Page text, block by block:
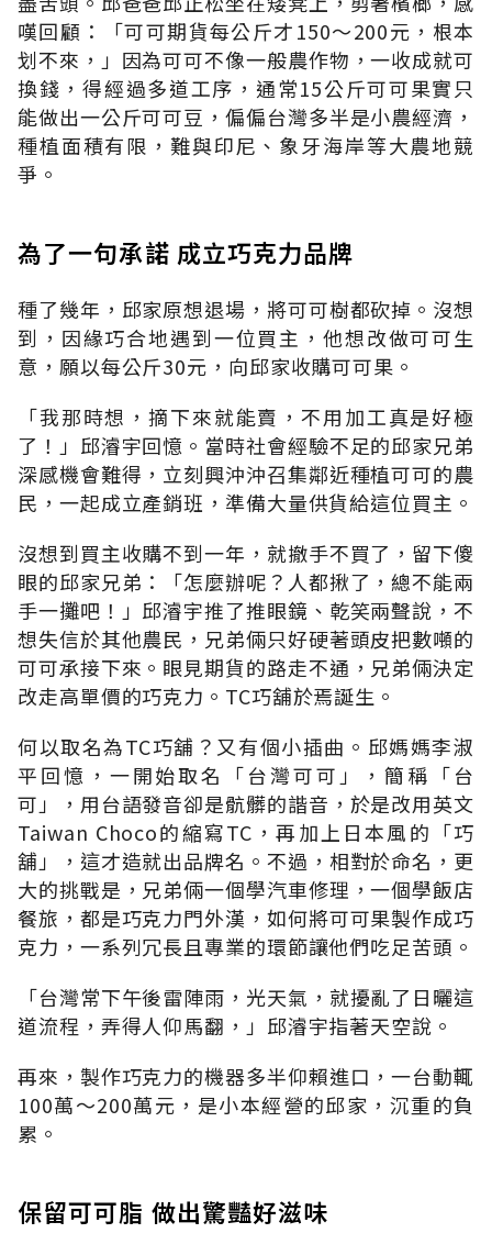
嘆回顧：「可可期貨每公斤才150～200元，根本
划不來，」因為可可不像一般農作物，一收成就可
換錢，得經過多道工序，通常15公斤可可果實只
能做出一公斤可可豆，偏偏台灣多半是小農經濟，
種植面積有限，難與印尼、象牙海岸等大農地競
爭。
為了一句承諾 成立巧克力品牌
種了幾年，邱家原想退場，將可可樹都砍掉。沒想
到，因緣巧合地遇到一位買主，他想改做可可生
意，願以每公斤30元，向邱家收購可可果。
「我那時想，摘下來就能賣，不用加工真是好極
了！」邱濬宇回憶。當時社會經驗不足的邱家兄弟
深感機會難得，立刻興沖沖召集鄰近種植可可的農
民，一起成立產銷班，準備大量供貨給這位買主。
沒想到買主收購不到一年，就撤手不買了，留下傻
眼的邱家兄弟：「怎麼辦呢？人都揪了，總不能兩
手一攤吧！」邱濬宇推了推眼鏡、乾笑兩聲說，不
想失信於其他農民，兄弟倆只好硬著頭皮把數噸的
可可承接下來。眼見期貨的路走不通，兄弟倆決定
改走高單價的巧克力。TC巧舖於焉誕生。
何以取名為TC巧舖？又有個小插曲。邱媽媽李淑
平回憶，一開始取名「台灣可可」，簡稱「台
可」，用台語發音卻是骯髒的諧音，於是改用英文
Taiwan Choco的縮寫TC，再加上日本風的「巧
舖」，這才造就出品牌名。不過，相對於命名，更
大的挑戰是，兄弟倆一個學汽車修理，一個學飯店
餐旅，都是巧克力門外漢，如何將可可果製作成巧
克力，一系列冗長且專業的環節讓他們吃足苦頭。
「台灣常下午後雷陣雨，光天氣，就擾亂了日曬這
道流程，弄得人仰馬翻，」邱濬宇指著天空說。
再來，製作巧克力的機器多半仰賴進口，一台動輒
100萬～200萬元，是小本經營的邱家，沉重的負
累。
保留可可脂 做出驚豔好滋味